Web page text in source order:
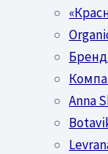
Anna